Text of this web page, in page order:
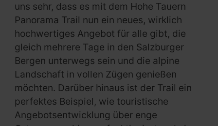
uns sehr, dass es mit dem Hohe Tauern
Panorama Trail nun ein neues, wirklich
hochwertiges Angebot für alle gibt, die
gleich mehrere Tage in den Salzburger
Bergen unterwegs sein und die alpine
Landschaft in vollen Zügen genießen
möchten. Darüber hinaus ist der Trail ein
perfektes Beispiel, wie touristische
Angebotsentwicklung über enge